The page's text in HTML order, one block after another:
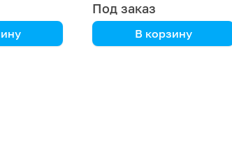
Под заказ
В корзину